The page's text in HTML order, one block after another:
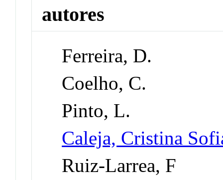
autores
Ferreira, D.
Coelho, C.
Pinto, L.
Caleja, Cristina
Ruiz-Larrea, F